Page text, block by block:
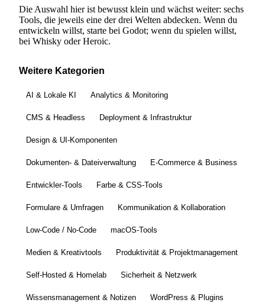
Die Auswahl hier ist bewusst klein und wächst weiter: sechs
Tools, die jeweils eine der drei Welten abdecken. Wenn du
entwickeln willst, starte bei Godot; wenn du spielen willst,
bei Whisky oder Heroic.
Weitere Kategorien
AI & Lokale KI Analytics & Monitoring
CMS & Headless Deployment & Infrastruktur
Design & UI-Komponenten
Dokumenten- & Dateiverwaltung E-Commerce & Business
Entwickler-Tools Farbe & CSS-Tools
Formulare & Umfragen Kommunikation & Kollaboration
Low-Code / No-Code macOS-Tools
Medien & Kreativtools Produktivität & Projektmanagement
Self-Hosted & Homelab Sicherheit & Netzwerk
Wissensmanagement & Notizen WordPress & Plugins